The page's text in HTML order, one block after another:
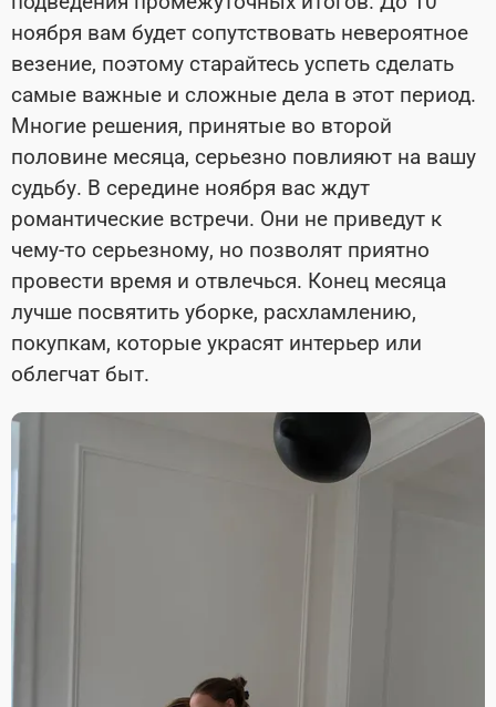
ноября вам будет сопутствовать невероятное
везение, поэтому старайтесь успеть сделать
самые важные и сложные дела в этот период.
Многие решения, принятые во второй
половине месяца, серьезно повлияют на вашу
судьбу. В середине ноября вас ждут
романтические встречи. Они не приведут к
чему-то серьезному, но позволят приятно
провести время и отвлечься. Конец месяца
лучше посвятить уборке, расхламлению,
покупкам, которые украсят интерьер или
облегчат быт.